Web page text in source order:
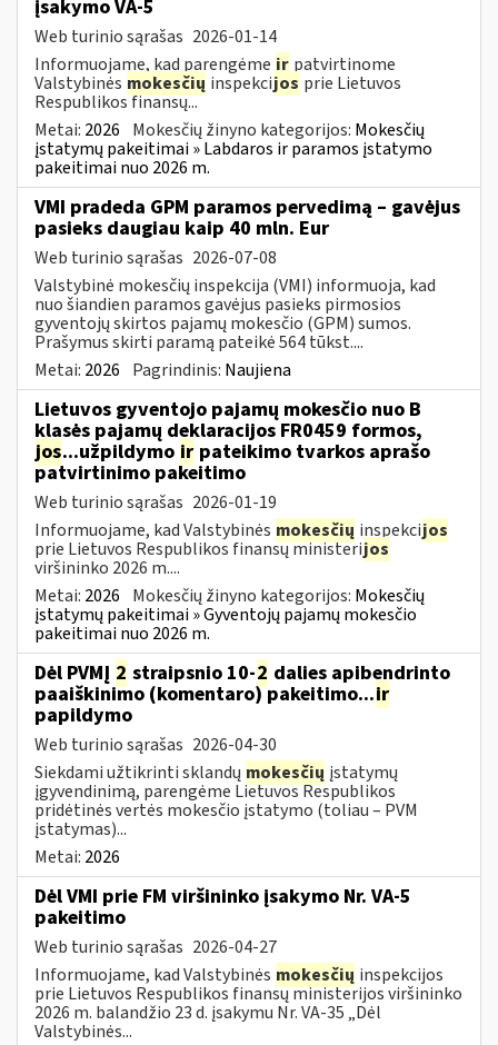
įsakymo VA-5
Web turinio sąrašas 2026-01-14
Informuojame, kad parengėme ir patvirtinome
Valstybinės mokesčių inspekcijos prie Lietuvos
Respublikos finansų...
Metai: 2026 Mokesčių žinyno kategorijos: Mokesčių
įstatymų pakeitimai » Labdaros ir paramos įstatymo
pakeitimai nuo 2026 m.
VMI pradeda GPM paramos pervedimą – gavėjus
pasieks daugiau kaip 40 mln. Eur
Web turinio sąrašas 2026-07-08
Valstybinė mokesčių inspekcija (VMI) informuoja, kad
nuo šiandien paramos gavėjus pasieks pirmosios
gyventojų skirtos pajamų mokesčio (GPM) sumos.
Prašymus skirti paramą pateikė 564 tūkst....
Metai: 2026 Pagrindinis: Naujiena
Lietuvos gyventojo pajamų mokesčio nuo B
klasės pajamų deklaracijos FR0459 formos,
jos...užpildymo ir pateikimo tvarkos aprašo
patvirtinimo pakeitimo
Web turinio sąrašas 2026-01-19
Informuojame, kad Valstybinės mokesčių inspekcijos
prie Lietuvos Respublikos finansų ministerijos
viršininko 2026 m....
Metai: 2026 Mokesčių žinyno kategorijos: Mokesčių
įstatymų pakeitimai » Gyventojų pajamų mokesčio
pakeitimai nuo 2026 m.
Dėl PVMĮ 2 straipsnio 10-2 dalies apibendrinto
paaiškinimo (komentaro) pakeitimo...ir
papildymo
Web turinio sąrašas 2026-04-30
Siekdami užtikrinti sklandų mokesčių įstatymų
įgyvendinimą, parengėme Lietuvos Respublikos
pridėtinės vertės mokesčio įstatymo (toliau – PVM
įstatymas)...
Metai: 2026
Dėl VMI prie FM viršininko įsakymo Nr. VA-5
pakeitimo
Web turinio sąrašas 2026-04-27
Informuojame, kad Valstybinės mokesčių inspekcijos
prie Lietuvos Respublikos finansų ministerijos viršininko
2026 m. balandžio 23 d. įsakymu Nr. VA-35 „Dėl
Valstybinės...